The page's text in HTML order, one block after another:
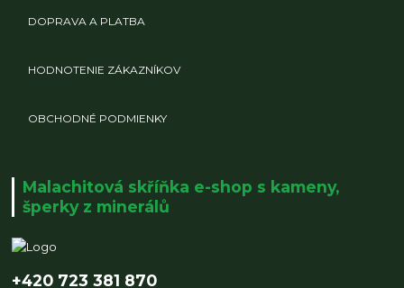
DOPRAVA A PLATBA
HODNOTENIE ZÁKAZNÍKOV
OBCHODNÉ PODMIENKY
Malachitová skříňka e-shop s kameny,
šperky z minerálů
+420 723 381 870